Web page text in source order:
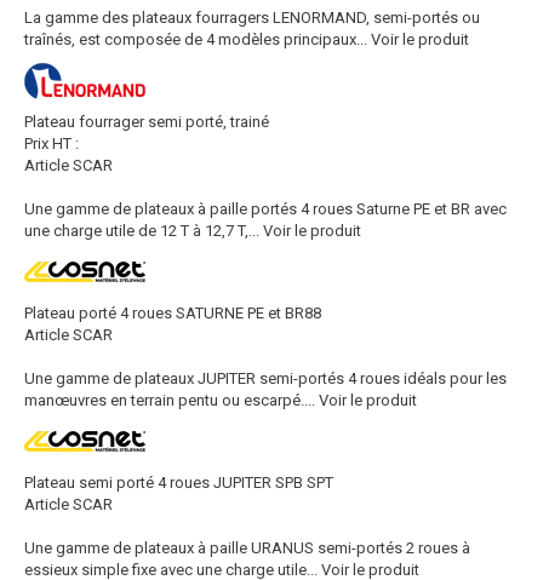
La gamme des plateaux fourragers LENORMAND, semi-portés ou
traînés, est composée de 4 modèles principaux...
Voir le produit
Plateau fourrager semi porté, trainé
Prix HT :
Article SCAR
Une gamme de plateaux à paille portés 4 roues Saturne PE et BR avec
une charge utile de 12 T à 12,7 T,...
Voir le produit
Plateau porté 4 roues SATURNE PE et BR88
Article SCAR
Une gamme de plateaux JUPITER semi-portés 4 roues idéals pour les
manœuvres en terrain pentu ou escarpé....
Voir le produit
Plateau semi porté 4 roues JUPITER SPB SPT
Article SCAR
Une gamme de plateaux à paille URANUS semi-portés 2 roues à
essieux simple fixe avec une charge utile...
Voir le produit